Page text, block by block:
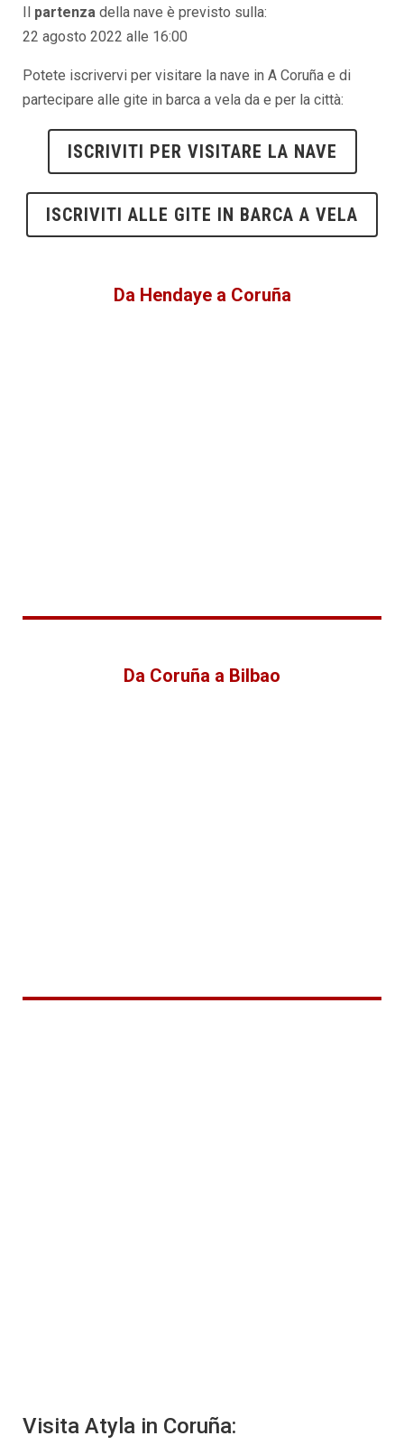
Il partenzadella nave è previsto sulla:
22 agosto 2022 alle 16:00
Potete iscrivervi per visitare la nave in A Coruña e di
partecipare alle gite in barca a vela da e per la città:
ISCRIVITI PER VISITARE LA NAVE
ISCRIVITI ALLE GITE IN BARCA A VELA
Da Hendaye a Coruña
Da Coruña a Bilbao
Visita Atyla in Coruña: